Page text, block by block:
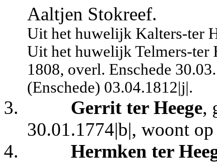
Aaltjen Stokreef.
Uit het huwelijk Kalters-ter
Uit het huwelijk Telmers-ter
1808, overl. Enschede
(Enschede) 03.04.1812|j|.
3. Gerrit ter Heege,
30.01.1774|b|, woont
4.
Hermken ter